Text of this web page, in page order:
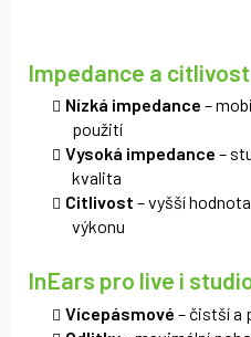
Impedance a citlivost
Nízká impedance –
použití
Vysoká impedance –
kvalita
Citlivost – vyšší
výkonu
InEars pro live i
Vícepásmové – čistší a